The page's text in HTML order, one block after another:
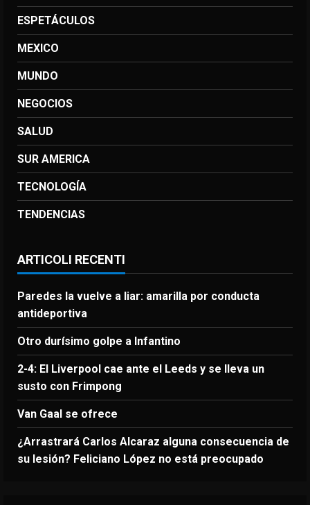
ESPETÁCULOS
MEXICO
MUNDO
NEGOCIOS
SALUD
SUR AMERICA
TECNOLOGÍA
TENDENCIAS
ARTICOLI RECENTI
Paredes la vuelve a liar: amarilla por conducta
antideportiva
Otro durísimo golpe a Infantino
2-4: El Liverpool cae ante el Leeds y se lleva un
susto con Frimpong
Van Gaal se ofrece
¿Arrastrará Carlos Alcaraz alguna consecuencia de
su lesión? Feliciano López no está preocupado